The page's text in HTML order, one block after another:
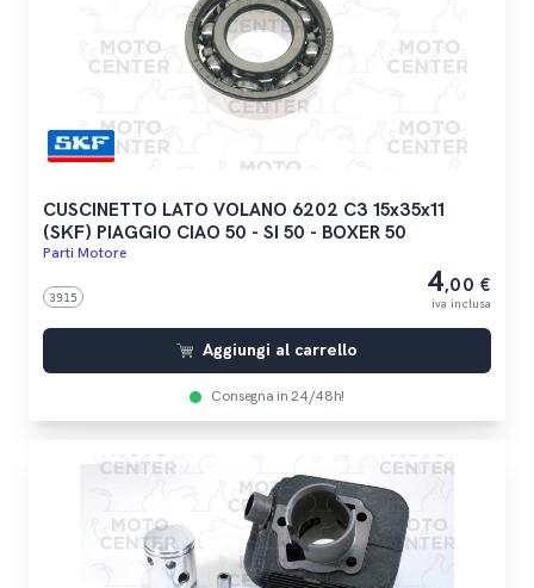
CUSCINETTO LATO VOLANO 6202 C3 15x35x11
(SKF) PIAGGIO CIAO 50 - SI 50 - BOXER 50
Parti Motore
3915 4,00 €
iva inclusa
Aggiungi al carrello
Consegna in 24/48h!